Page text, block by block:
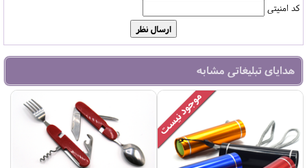
کد امنیتی
هدایای تبلیغاتی مشابه